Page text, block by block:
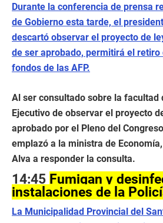
Durante la conferencia de prensa
de Gobierno esta tarde, el
descartó observar el proyecto de
de ser aprobado, permitirá el retiro
fondos de las AFP.
Al ser consultado sobre la facultad
Ejecutivo de observar el proyecto
aprobado por el Pleno del
emplazó a la ministra de
Alva a responder la consulta.
14:45 Fumigan y
instalaciones de la
La Municipalidad Provincial del